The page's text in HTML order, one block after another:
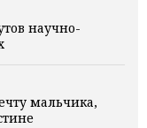
научно-
мальчика,